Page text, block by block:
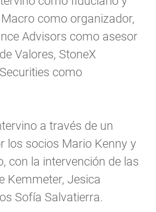
como organizador,
Advisors como asesor
Valores, StoneX
como
a través de un
los socios Mario Kenny y
con la intervención de las
Kemmeter, Jesica
Sofía Salvatierra.